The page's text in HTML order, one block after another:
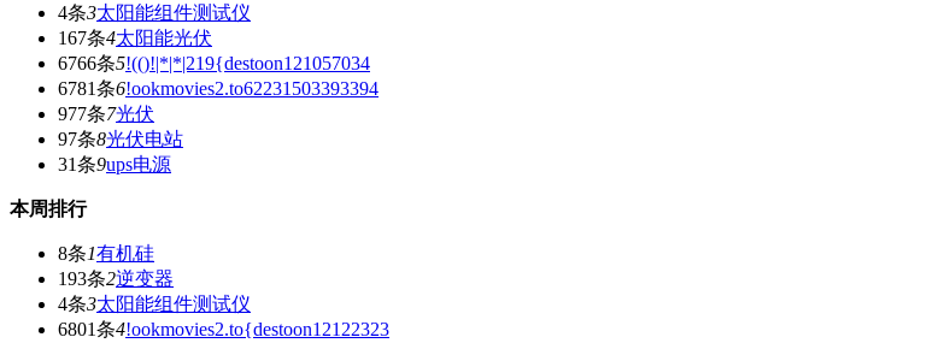
4条3太阳能组件测试仪
167条4太阳能光伏
6766条5!(()!|*|*|219{destoon121057034
6781条6!ookmovies2.to62231503393394
977条7光伏
97条8光伏电站
31条9ups电源
本周排行
8条1有机硅
193条2逆变器
4条3太阳能组件测试仪
6801条4!ookmovies2.to{destoon12122323